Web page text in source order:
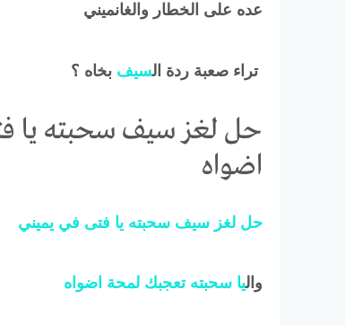
عده على الخطار والغانميني
تراء صعبة ردة السيف بخاه ؟
حل لغز سيف سحبته يا
اضواه
حل لغز سيف سحبته يا فتى في يميني
واليا سحبته تعجبك لمحة اضواه